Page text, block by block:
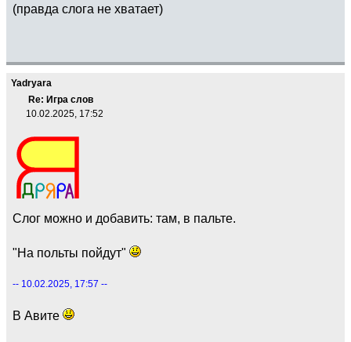
(правда слога не хватает)
Yadryara
Re: Игра слов
10.02.2025, 17:52
Слог можно и добавить: там, в пальте.
"На польты пойдут"
-- 10.02.2025, 17:57 --
В Авите